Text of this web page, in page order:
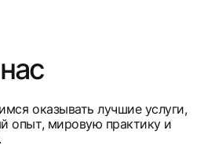
оказывать лучшие услуги,
опыт, мировую практику и